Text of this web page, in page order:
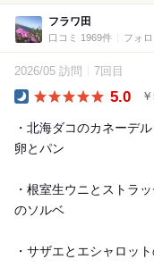
フラワ田
口コミ 1969件 フォ
2026/05 訪問 7回目
5.0
・北海ダコのカネーデル
卵とパン
・根室生ウニとストラ
のソルベ
・サザエとエシャロッ